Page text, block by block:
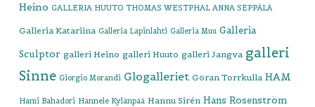
Heino GALLERIA HUUTO THOMAS WESTPHAL ANNA SEPPÄLÄ
Galleria Katariina Galleria Lapinlahti Galleria Muu Galleria
Sculptor galleri Heino galleri Huuto galleri Jangva galleri
Sinne Giorgio Morandi Glogalleriet Göran Torrkulla HAM
Hami Bahadori Hannele Kylänpää Hannu Sirén Hans Rosenström